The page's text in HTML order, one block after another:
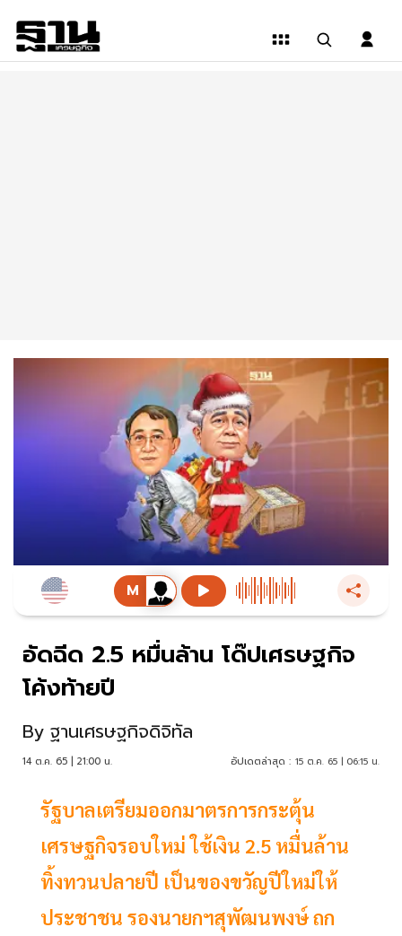
อัดฉีด 2.5 หมื่นล้าน โด๊ปเศรษฐกิจ
โค้งท้ายปี
By ฐานเศรษฐกิจดิจิทัล
14 ต.ค. 65 | 21:00 น. อัปเดตล่าสุด : 15 ต.ค. 65 | 06:15 น.
รัฐบาลเตรียมออกมาตรการกระตุ้น
เศรษฐกิจรอบใหม่ ใช้เงิน 2.5 หมื่นล้าน
ทิ้งทวนปลายปี เป็นของขวัญปีใหม่ให้
ประชาชน รองนายกฯสุพัฒนพงษ์ ถก